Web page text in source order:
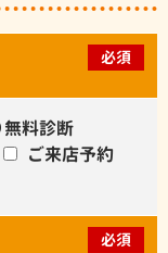
必須
料診断
ご来店予約
必須